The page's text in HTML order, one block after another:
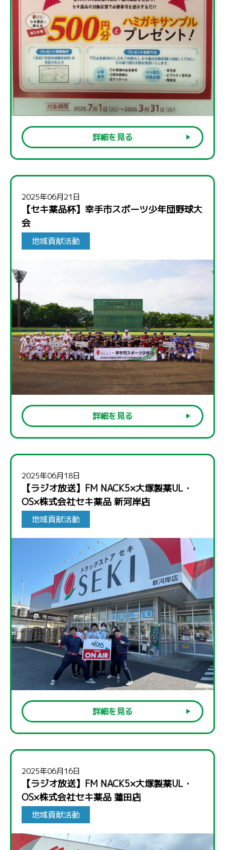
詳細を見る
2025年06月21日
【セキ薬品杯】幸手市スポーツ少年団野球大
会
地域貢献活動
詳細を見る
2025年06月18日
【ラジオ放送】FM NACK5×大塚製薬UL・
OS×株式会社セキ薬品 新河岸店
地域貢献活動
詳細を見る
2025年06月16日
【ラジオ放送】FM NACK5×大塚製薬UL・
OS×株式会社セキ薬品 蓮田店
地域貢献活動